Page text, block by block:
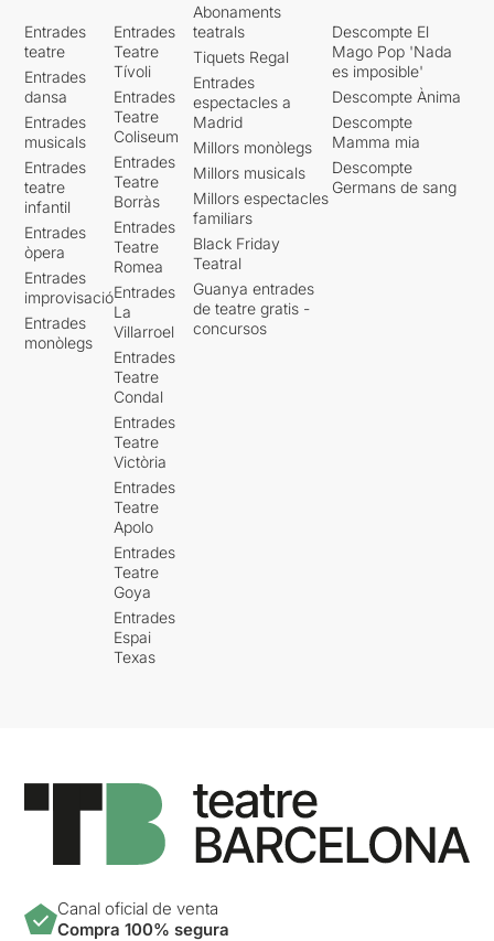
Entrades
teatre
Entrades
dansa
Entrades
musicals
Entrades
teatre
infantil
Entrades
òpera
Entrades
improvisació
Entrades
monòlegs
Entrades
Teatre
Tívoli
Entrades
Teatre
Coliseum
Entrades
Teatre
Borràs
Entrades
Teatre
Romea
Entrades
La
Villarroel
Entrades
Teatre
Condal
Entrades
Teatre
Victòria
Entrades
Teatre
Apolo
Entrades
Teatre
Goya
Entrades
Espai
Texas
Abonaments
teatrals
Tiquets Regal
Entrades
espectacles a
Madrid
Millors monòlegs
Millors musicals
Millors espectacles
familiars
Black Friday
Teatral
Guanya entrades
de teatre gratis -
concursos
Descompte El
Mago Pop 'Nada
es imposible'
Descompte Ànima
Descompte
Mamma mia
Descompte
Germans de sang
Canal oficial de venta
Compra 100% segura